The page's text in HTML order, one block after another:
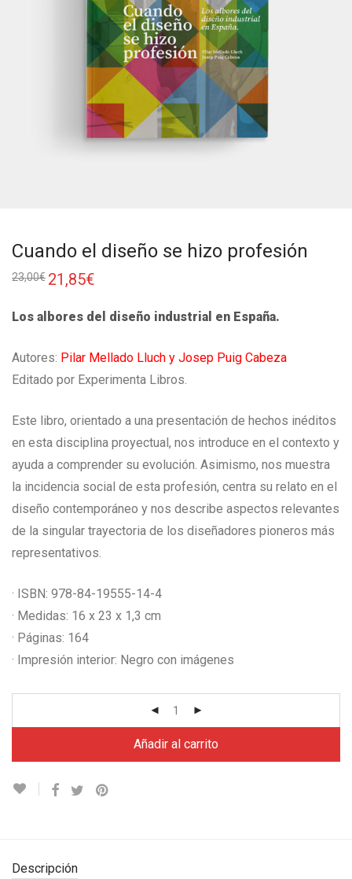
Cuando el diseño se hizo profesión
23,00€ 21,85€
Los albores del diseño industrial en España.
Autores: Pilar Mellado Lluch y Josep Puig Cabeza
Editado por Experimenta Libros.
Este libro, orientado a una presentación de hechos inéditos
en esta disciplina proyectual, nos introduce en el contexto y
ayuda a comprender su evolución. Asimismo, nos muestra
la incidencia social de esta profesión, centra su relato en el
diseño contemporáneo y nos describe aspectos relevantes
de la singular trayectoria de los diseñadores pioneros más
representativos.
· ISBN: 978-84-19555-14-4
· Medidas: 16 x 23 x 1,3 cm
· Páginas: 164
· Impresión interior: Negro con imágenes
Añadir al carrito
Descripción